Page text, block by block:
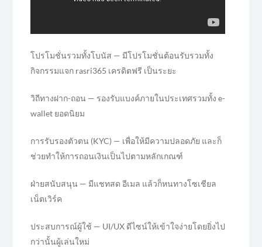
โปรโมชั่นรวมทั้งโบนัส — มีโปรโมชั่นต้อนรับรวมทั้ง
กิจกรรมแจก rasri365 เครดิตฟรี เป็นระยะ
วิถีทางฝาก-ถอน — รองรับแบงค์ภายในประเทศรวมทั้ง e-
wallet ยอดนิยม
การรับรองตัวตน (KYC) — เพื่อให้มีความปลอดภัย และก็
ช่วยทำให้การถอนเงินเป็นไปตามหลักเกณฑ์
ฝ่ายสนับสนุน — มีแชทสด อีเมล แล้วก็หนทางโซเชียล
เน็ตเวิร์ค
ประสบการณ์ผู้ใช้ — UI/UX ดีไซน์ให้เข้าใจง่ายโดยยิ่งไป
กว่านั้นผู้เล่นใหม่